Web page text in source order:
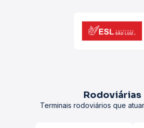
Rodoviárias
Terminais rodoviários que